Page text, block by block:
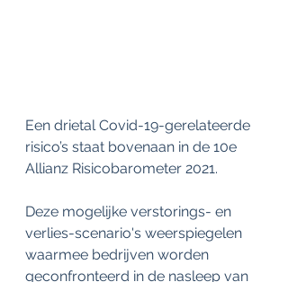
Een drietal Covid-19-gerelateerde
risico’s staat bovenaan in de 10e
Allianz Risicobarometer 2021.
Deze mogelijke verstorings- en
verlies-scenario's weerspiegelen
waarmee bedrijven worden
geconfronteerd in de nasleep van